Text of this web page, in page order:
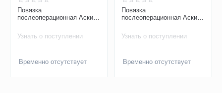
Повязка
послеоперационная Аскина
прозрачная, арт. 9086803,
1 шт
Узнать о поступлении
Временно отсутствует
Повязка
послеоперационная Аскина
прозрачная, арт. 9086821,
1 шт
Узнать о поступлении
Временно отсутствует